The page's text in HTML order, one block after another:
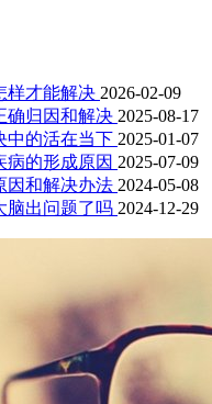
样才能解决 2026-02-09
确归因和解决 2025-08-17
中的活在当下 2025-01-07
病的形成原因 2025-07-09
因和解决办法 2024-05-08
脑出问题了吗 2024-12-29